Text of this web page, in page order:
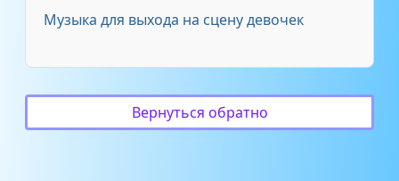
Детская полька 1:39
Музыка для выхода на сцену девочек
Вернуться обратно